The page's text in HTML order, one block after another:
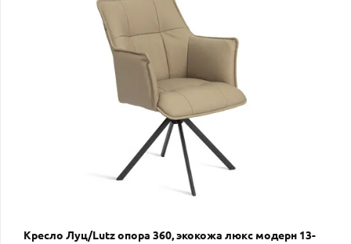
Кресло Луц/Lutz опора 360, экокожа люкс модерн 13-